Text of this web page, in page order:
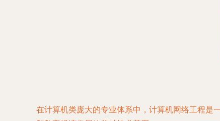
在计算机类庞大的专业体系中，计算机网络工程是